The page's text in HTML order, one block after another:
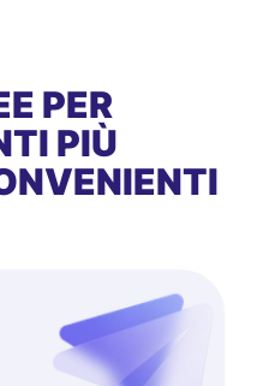
PER
PIÙ